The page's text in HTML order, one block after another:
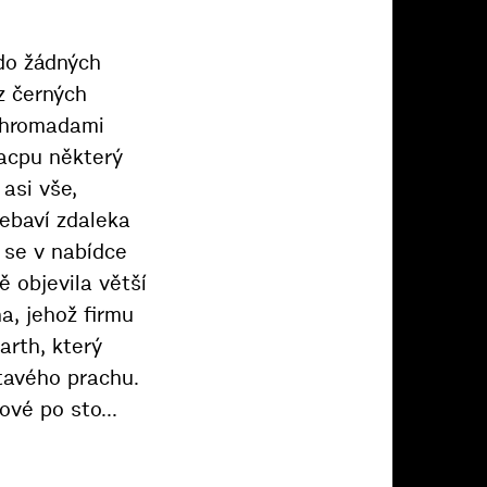
žádných
černých
některý
vše,
zdaleka
v nabídce
objevila větší
jehož firmu
který
prachu.
po sto...